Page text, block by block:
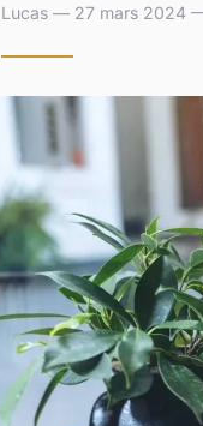
Lucas — 27 mars 2024